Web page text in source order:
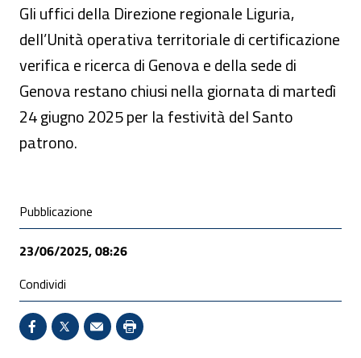
Gli uffici della Direzione regionale Liguria,
dell’Unità operativa territoriale di certificazione
verifica e ricerca di Genova e della sede di
Genova restano chiusi nella giornata di martedì
24 giugno 2025 per la festività del Santo
patrono.
Condivisione social
Pubblicazione
23/06/2025, 08:26
Condividi
Condividi su Facebook - Sito esterno - Apertura in
X - Sito esterno - Apertura in nuova finestra
Invio Mail: apre il programma di posta
Stampa pagina: scelta meno